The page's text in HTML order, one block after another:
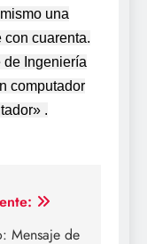
una
cuarenta.
de Ingeniería
computador
.
Mensaje de